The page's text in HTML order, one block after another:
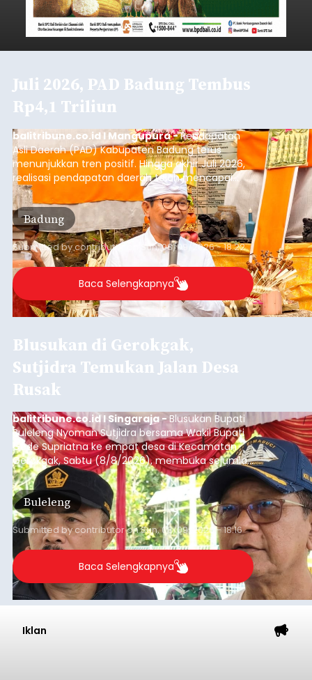
Juli 2026, PAD Badung Tembus
Rp4,1 Triliun
balitribune.co.id I Mangupura -Pendapatan
Asli Daerah (PAD) Kabupaten Badung terus
menunjukkan tren positif. Hingga akhir Juli 2026,
realisasi pendapatan daerah telah mencapai
Rp4,1 triliun atau rata-rata sekitar Rp730 miliar
per bulan, meningkat signifikan dibandingkan
rata-rata penerimaan sebelumnya yang berkisar
Rp350 miliar hingga Rp400 miliar per bulan.
Badung
Submitted bycontributor Sun, 08/09/2026 - 18:22
Baca Selengkapnya
Blusukan di Gerokgak,
Sutjidra Temukan Jalan Desa
Rusak
balitribune.co.id I Singaraja - Blusukan Bupati
Buleleng Nyoman Sutjidra bersama Wakil Bupati
Gede Supriatna ke empat desa di Kecamatan
Gerokgak, Sabtu (8/8/2026), membuka sejumlah
persoalan yang masih dihadapi masyarakat. Dari
jalan desa yang rusak hingga potensi pertanian
yang belum optimal, semuanya menjadi
perhatian pemerintah daerah.
Buleleng
Submitted bycontributoronSun, 08/09/2026 - 18:16
Baca Selengkapnya
Iklan